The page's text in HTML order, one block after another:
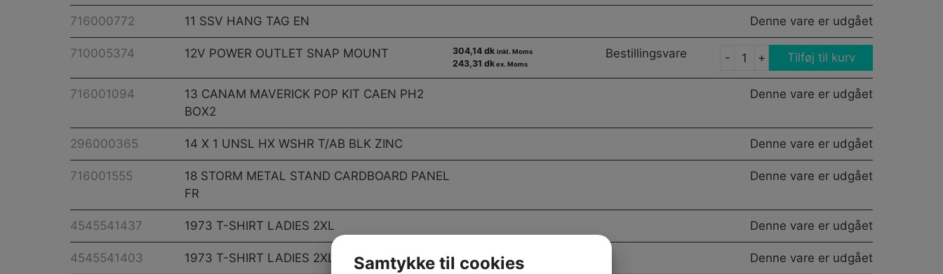
Denne vare er udgået
716000772 11 SSV HANG TAG EN
710005374 12V POWER OUTLET SNAP MOUNT 304,14 dk inkl. Moms
243,31 dkex. Moms
Bestillingsvare -
POWER
OUTLET
MOUNT
+ Tilføj til kurv
Denne vare er udgået
716001094
13 CANAM MAVERICK POP KIT CAEN PH2
BOX2
Denne vare er udgået
296000365 14 X 1 UNSL HX WSHR T/AB BLK ZINC
Denne vare er udgået
716001555
18 STORM METAL STAND CARDBOARD PANEL
FR
Denne vare er udgået
4545541437 1973 T-SHIRT LADIES 2XL
Denne vare er udgået
4545541403 1973 T-SHIRT LADIES 2XL Samtykke til cookies